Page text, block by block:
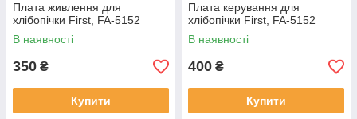
Плата живлення для
хлібопічки First, FA-5152
В наявності
350 ₴
Купити
Плата керування для
хлібопічки First, FA-5152
В наявності
400 ₴
Купити